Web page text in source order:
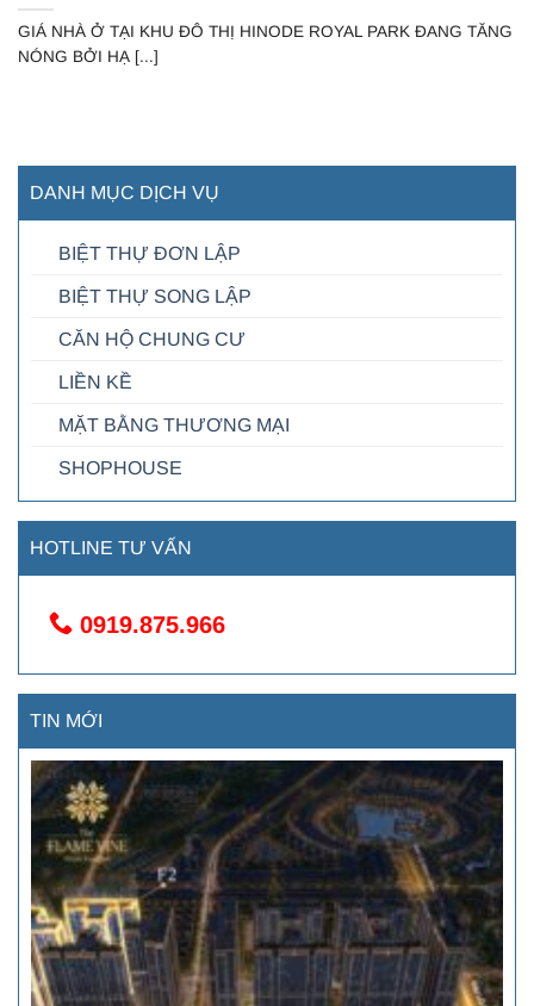
GIÁ NHÀ Ở TẠI KHU ĐÔ THỊ HINODE ROYAL PARK ĐANG TĂNG
NÓNG BỞI HẠ [...]
DANH MỤC DỊCH VỤ
BIỆT THỰ ĐƠN LẬP
BIỆT THỰ SONG LẬP
CĂN HỘ CHUNG CƯ
LIỀN KỀ
MẶT BẰNG THƯƠNG MẠI
SHOPHOUSE
HOTLINE TƯ VẤN
0919.875.966
TIN MỚI